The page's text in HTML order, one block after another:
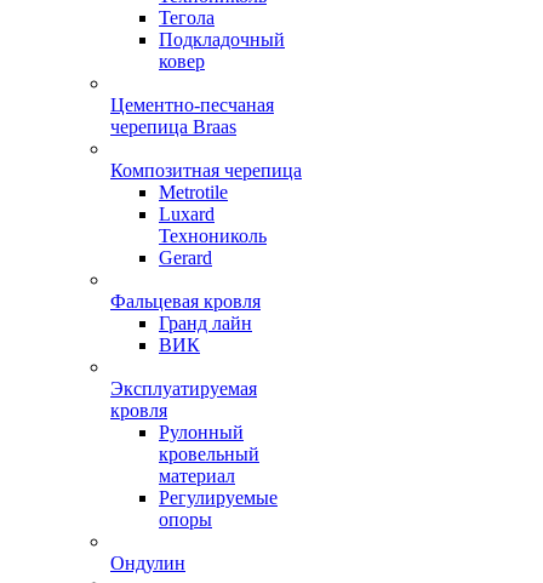
Тегола
Подкладочный
ковер
Цементно-песчаная
черепица Braas
Композитная черепица
Metrotile
Luxard
Технониколь
Gerard
Фальцевая кровля
Гранд лайн
ВИК
Эксплуатируемая
кровля
Рулонный
кровельный
материал
Регулируемые
опоры
Ондулин